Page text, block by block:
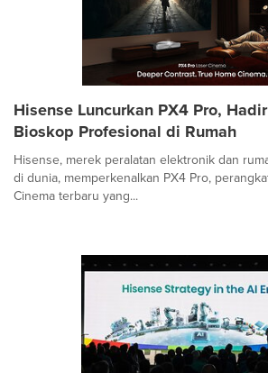
Hisense Luncurkan PX4 Pro,
Bioskop Profesional di Rumah
Hisense, merek peralatan elektronik dan
di dunia, memperkenalkan PX4 Pro,
Cinema terbaru yang...